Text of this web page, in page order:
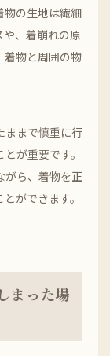
物の生地は繊細
や、着崩れの原
着物と周囲の物
ままで慎重に行
が重要です。
がら、着物を正
ができます。
まった場